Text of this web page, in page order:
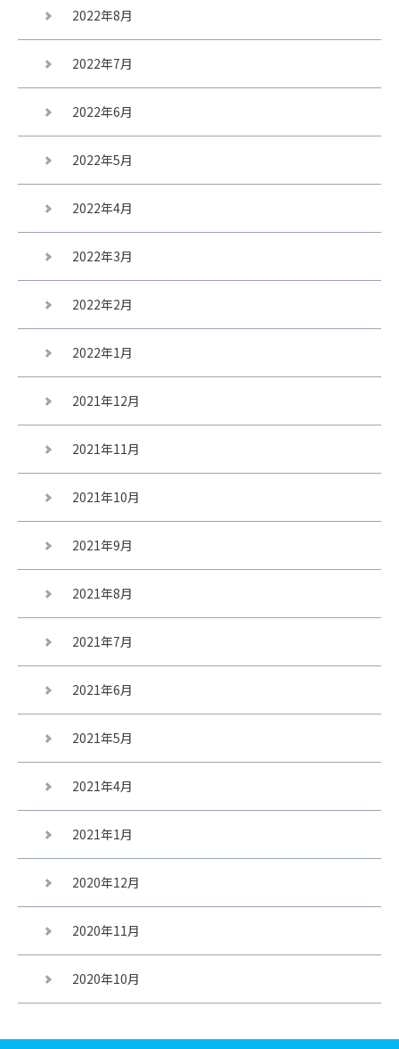
2022年8月
2022年7月
2022年6月
2022年5月
2022年4月
2022年3月
2022年2月
2022年1月
2021年12月
2021年11月
2021年10月
2021年9月
2021年8月
2021年7月
2021年6月
2021年5月
2021年4月
2021年1月
2020年12月
2020年11月
2020年10月